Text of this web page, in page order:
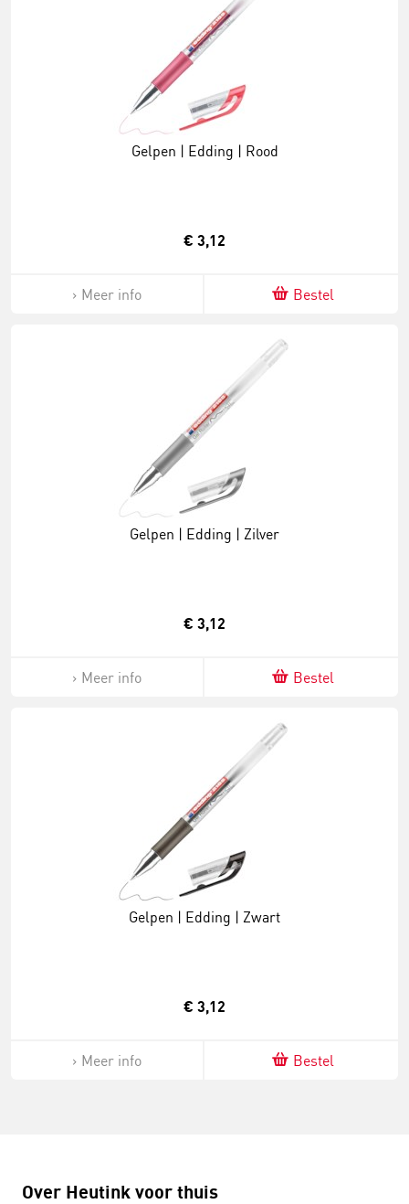
Gelpen | Edding | Rood
€ 3,12
Meer info Bestel
Gelpen | Edding | Zilver
€ 3,12
Meer info Bestel
Gelpen | Edding | Zwart
€ 3,12
Meer info Bestel
Over Heutink voor thuis